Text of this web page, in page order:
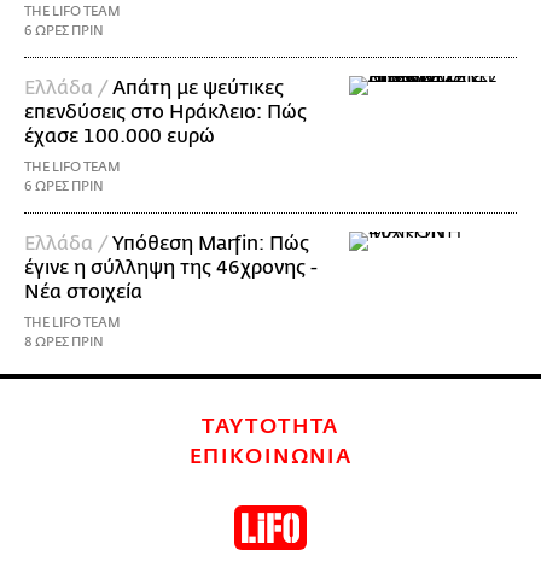
THE LIFO TEAM
6 ΩΡΕΣ ΠΡΙΝ
Ελλάδα / Απάτη με ψεύτικες
επενδύσεις στο Ηράκλειο: Πώς
έχασε 100.000 ευρώ
THE LIFO TEAM
6 ΩΡΕΣ ΠΡΙΝ
Ελλάδα / Υπόθεση Marfin: Πώς
έγινε η σύλληψη της 46χρονης -
Νέα στοιχεία
THE LIFO TEAM
8 ΩΡΕΣ ΠΡΙΝ
ΤΑΥΤΟΤΗΤΑ
ΕΠΙΚΟΙΝΩΝΙΑ